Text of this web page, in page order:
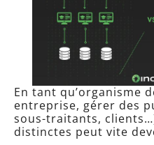
En tant qu’organisme
entreprise, gérer des
sous-traitants,
distinctes peut vite